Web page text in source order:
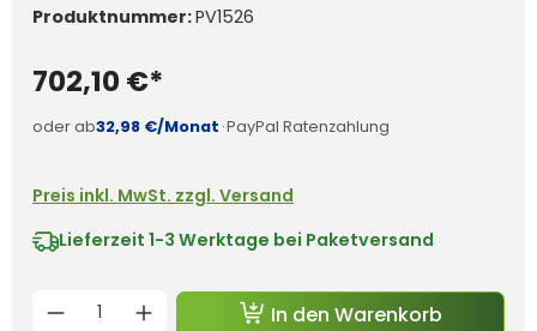
Produktnummer:PV1526
702,10 €*
oder ab32,98 €/Monat ·PayPal Ratenzahlung
Preis inkl. MwSt. zzgl. Versand
Lieferzeit 1-3 Werktage bei Paketversand
Produkt Anzahl: Gib den
In den Warenkorb